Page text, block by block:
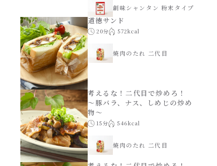
創味シャンタン 粉末タイプ
道徳サンド
20分 572kcal
焼肉のたれ 二代目
考えるな！二代目で炒めろ！
～豚バラ、ナス、しめじの炒め
物～
15分 546kcal
焼肉のたれ 二代目